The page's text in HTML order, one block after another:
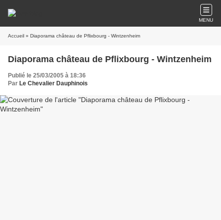
MENU
Accueil » Diaporama château de Pflixbourg - Wintzenheim
Diaporama château de Pflixbourg - Wintzenheim
Publié le 25/03/2005 à 18:36
Par Le Chevalier Dauphinois